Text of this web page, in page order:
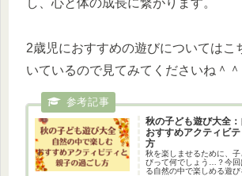
2歳児におすすめの遊びについてはこ
いているので見てみてくださいね＾＾
秋の子ども遊び大全
おすすめアクティビ
方
秋を楽しませるために、
びって何でしょう…？今回
る自然の中で楽しめる遊び